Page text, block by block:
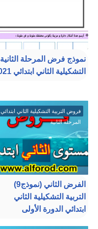
نموذج فرض المرحلة الثانية
التشكيلية الثاني ابتدائي 2021
فروض التربية التشكيلية الثاني ابتدائي
المرحلة الثانية
الفرض الثاني (نموذج9)
التربية التشكيلية الثاني
ابتدائي الدورة الأولى